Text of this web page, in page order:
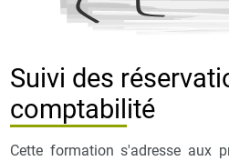
Suivi des
comptabilité
Cette formation s'adresse aux